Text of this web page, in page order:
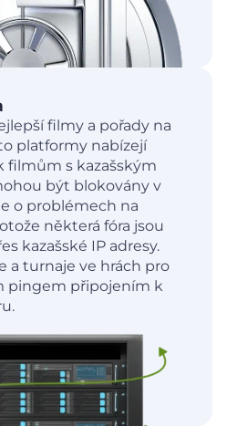
filmy a pořady na
platformy nabízejí
filmům s kazašským
být blokovány v
o problémech na
některá fóra jsou
kazašské IP adresy.
a turnaje ve hrách pro
pingem připojením k